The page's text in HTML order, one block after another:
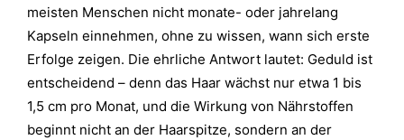
meisten Menschen nicht monate- oder jahrelang
Kapseln einnehmen, ohne zu wissen, wann sich erste
Erfolge zeigen. Die ehrliche Antwort lautet: Geduld ist
entscheidend – denn das Haar wächst nur etwa 1 bis
1,5 cm pro Monat, und die Wirkung von Nährstoffen
beginnt nicht an der Haarspitze, sondern an der